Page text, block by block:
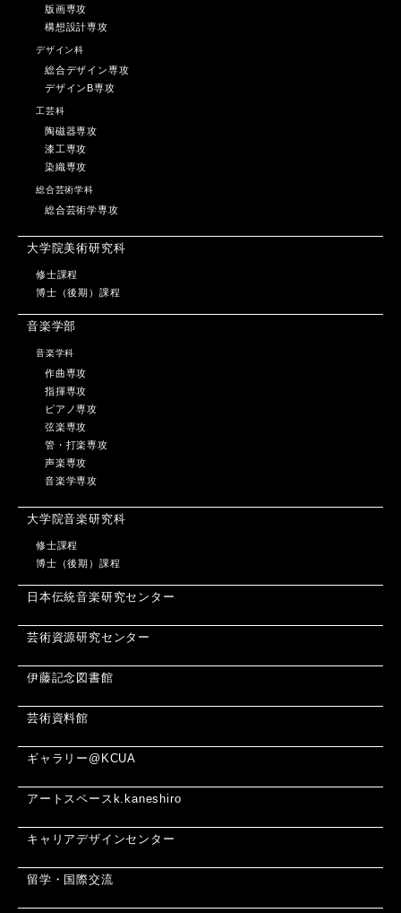
版画専攻
構想設計専攻
デザイン科
総合デザイン専攻
デザインB専攻
工芸科
陶磁器専攻
漆工専攻
染織専攻
総合芸術学科
総合芸術学専攻
大学院美術研究科
修士課程
博士（後期）課程
音楽学部
音楽学科
作曲専攻
指揮専攻
ピアノ専攻
弦楽専攻
管・打楽専攻
声楽専攻
音楽学専攻
大学院音楽研究科
修士課程
博士（後期）課程
日本伝統音楽研究センター
芸術資源研究センター
伊藤記念図書館
芸術資料館
ギャラリー@KCUA
アートスペースk.kaneshiro
キャリアデザインセンター
留学・国際交流